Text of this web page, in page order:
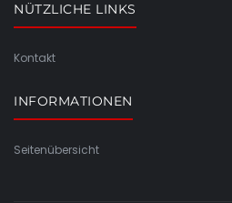
NÜTZLICHE LINKS
Kontakt
INFORMATIONEN
Seitenübersicht